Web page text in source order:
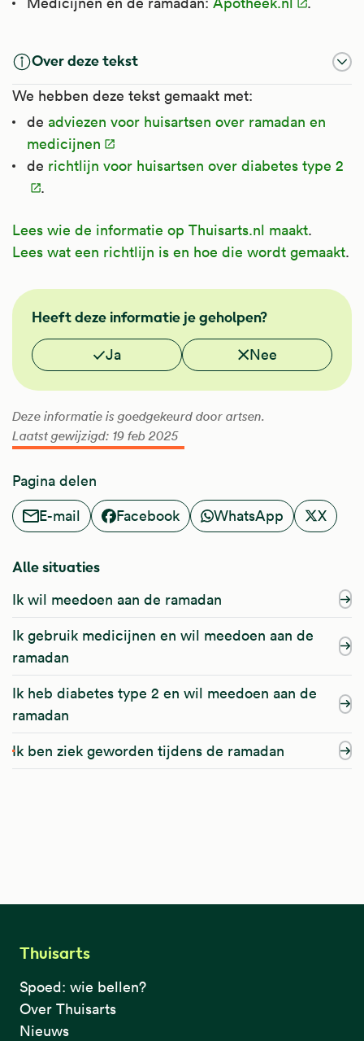
Over deze tekst
We hebben deze tekst gemaakt met:
de adviezen voor huisartsen over ramadan en
medicijnen
de richtlijn voor huisartsen over diabetes type 2
.
Lees wie de informatie op Thuisarts.nl maakt.
Lees wat een richtlijn is en hoe die wordt gemaakt.
NHG
Heeft deze informatie je geholpen?
Vond je deze informatie nuttig?
Ja Nee
Deze informatie is goedgekeurd door artsen.
Laatst gewijzigd: 19 feb 2025
Pagina delen
E-mail
Facebook WhatsApp X
Alle situaties
Ik wil meedoen aan de ramadan
Ik gebruik medicijnen en wil meedoen aan de
ramadan
Ik heb diabetes type 2 en wil meedoen aan de
ramadan
Ik ben ziek geworden tijdens de ramadan
Thuisarts
Spoed: wie bellen?
Over Thuisarts
Nieuws